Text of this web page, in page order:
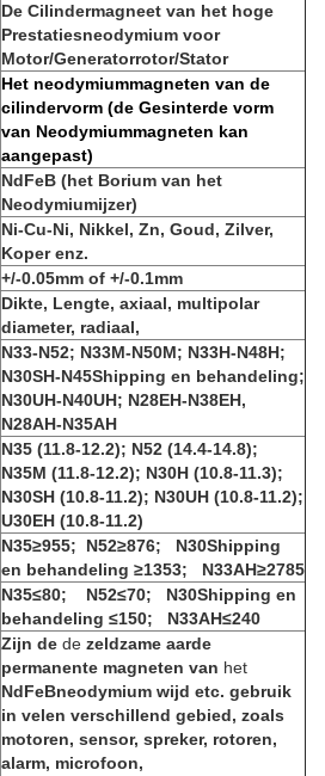
De Cilindermagneet van het hoge
Prestatiesneodymium voor
Motor/Generatorrotor/Stator
Het neodymiummagneten van de
cilindervorm (de Gesinterde vorm
van Neodymiummagneten kan
aangepast)
NdFeB (het Borium van het
Neodymiumijzer)
Ni-Cu-Ni, Nikkel, Zn, Goud, Zilver,
Koper enz.
+/-0.05mm of +/-0.1mm
Dikte, Lengte, axiaal, multipolar
diameter, radiaal,
N33-N52; N33M-N50M; N33H-N48H;
N30SH-N45Shipping en behandeling;
N30UH-N40UH; N28EH-N38EH,
N28AH-N35AH
N35 (11.8-12.2); N52 (14.4-14.8);
N35M (11.8-12.2); N30H (10.8-11.3);
N30SH (10.8-11.2); N30UH (10.8-11.2);
U30EH (10.8-11.2)
N35≥955; N52≥876; N30Shipping
en behandeling ≥1353; N33AH≥2785
N35≤80; N52≤70; N30Shipping en
behandeling ≤150; N33AH≤240
Zijn de de zeldzame aarde
permanente magneten van het
NdFeBneodymium wijd etc. gebruik
in velen verschillend gebied, zoals
motoren, sensor, spreker, rotoren,
alarm, microfoon,